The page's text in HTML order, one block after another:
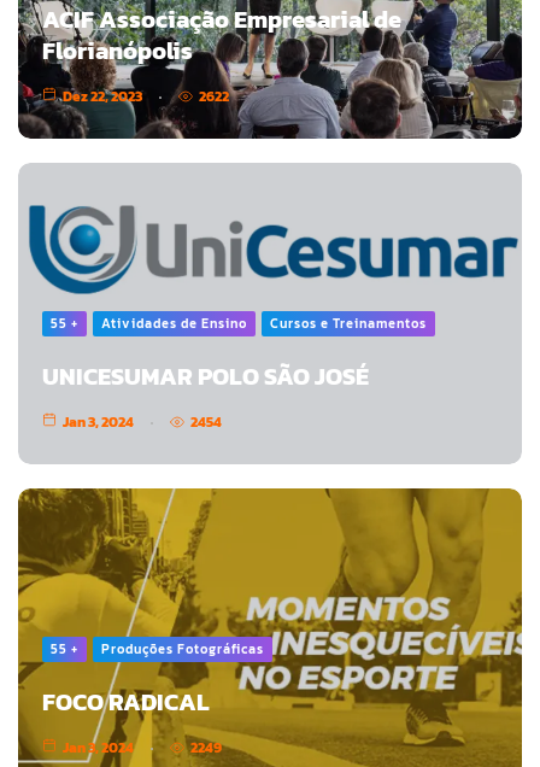
ACIF Associação Empresarial de
Florianópolis
Dez 22, 2023 2622
55 + Atividades de Ensino Cursos e Treinamentos
UNICESUMAR POLO SÃO JOSÉ
Jan 3, 2024 2454
55 + Produções Fotográficas
FOCO RADICAL
Jan 3, 2024 2249